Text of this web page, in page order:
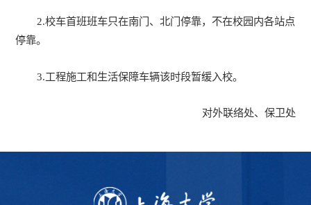
2.校车首班班车只在南门、北门停靠，不在校园内各站点
停靠。
3.工程施工和生活保障车辆该时段暂缓入校。
对外联络处、保卫处